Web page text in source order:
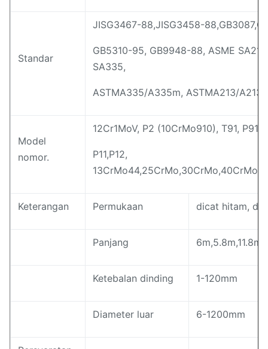
Standar
JISG3467-88,JISG3458-
GB5310-95, GB9948-88, ASME
SA335,
ASTMA335/A335m, ASTMA213/
Model
nomor.
12Cr1MoV, P2 (10CrMo910), T91,
P11,P12,
Keterangan Permukaan dicat hitam,
Panjang
Ketebalan dinding 1-120mm
Diameter luar 6-1200mm